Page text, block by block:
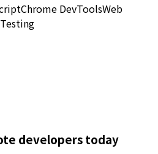
Chrome DevToolsWeb
Testing
developerstoday